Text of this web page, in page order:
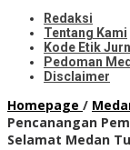
Redaksi
Tentang Kami
Kode Etik
Pedoman
Disclaimer
Homepage /
Pencanangan
Selamat Medan